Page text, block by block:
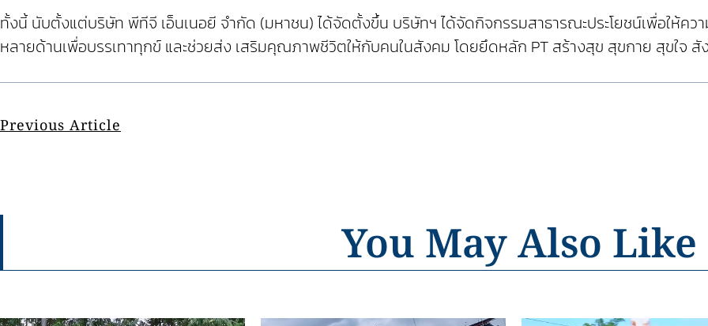
ทั้งนี้ นับตั้งแต่บริษัท พีทีจี เอ็นเนอยี จำกัด (มหาชน) ได้จัดตั้งขึ้น บริษัทฯ ได้จัดกิจกรรมสาธารณะประโยชน์เพื่อให้คว
หลายด้านเพื่อบรรเทาทุกข์ และช่วยส่ง เสริมคุณภาพชีวิตให้กับคนในสังคม โดยยึดหลัก PT สร้างสุข สุขกาย สุขใจ
Previous Article
You May Also Like